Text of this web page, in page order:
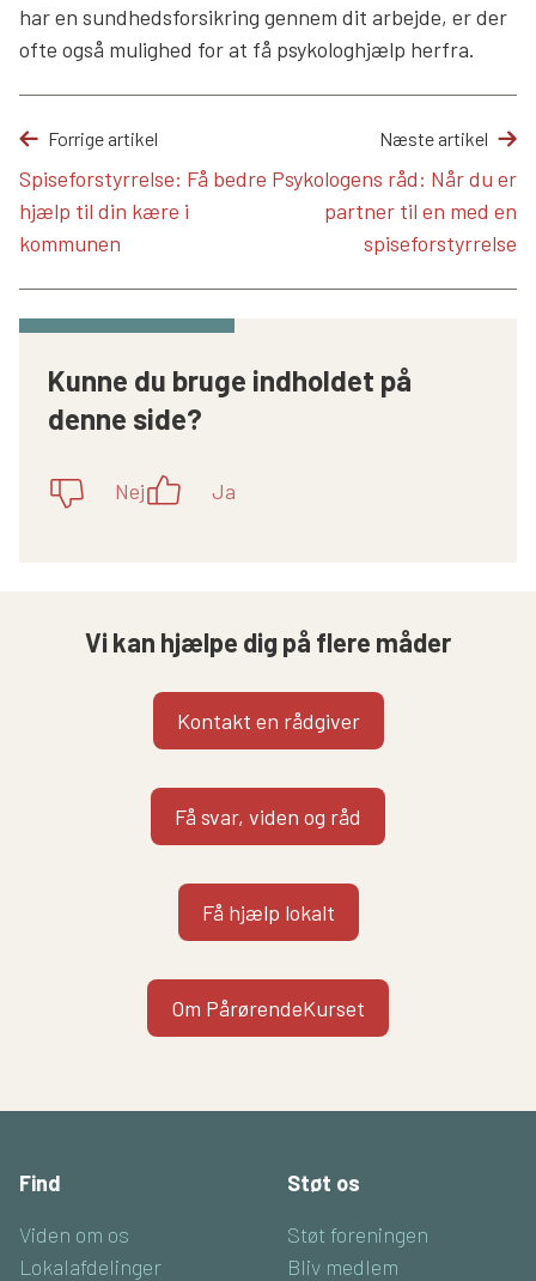
har en sundhedsforsikring gennem dit arbejde, er der
ofte også mulighed for at få psykologhjælp herfra.
Forrige artikel
Spiseforstyrrelse: Få bedre
hjælp til din kære i
kommunen
Næste artikel
Psykologens råd: Når du er
partner til en med en
spiseforstyrrelse
Kunne du bruge indholdet på
denne side?
Nej Ja
Vi kan hjælpe dig på flere måder
Kontakt en rådgiver
Få svar, viden og råd
Få hjælp lokalt
Om PårørendeKurset
Find
Viden om os
Lokalafdelinger
Støt os
Støt foreningen
Bliv medlem